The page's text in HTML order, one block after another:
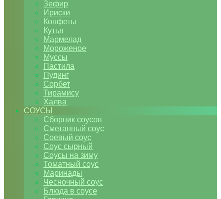
Зефир
Ириски
Конфеты
Кутья
Мармелад
Мороженое
Муссы
Пастила
Пудинг
Сорбет
Тирамису
Халва
СОУСЫ
Сборник соусов
Сметанный соус
Соевый соус
Соус сырный
Соусы на зиму
Томатный соус
Маринады
Чесночный соус
Блюда в соусе